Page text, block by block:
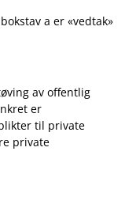
a er «vedtak»
av offentlig
er
til private
private